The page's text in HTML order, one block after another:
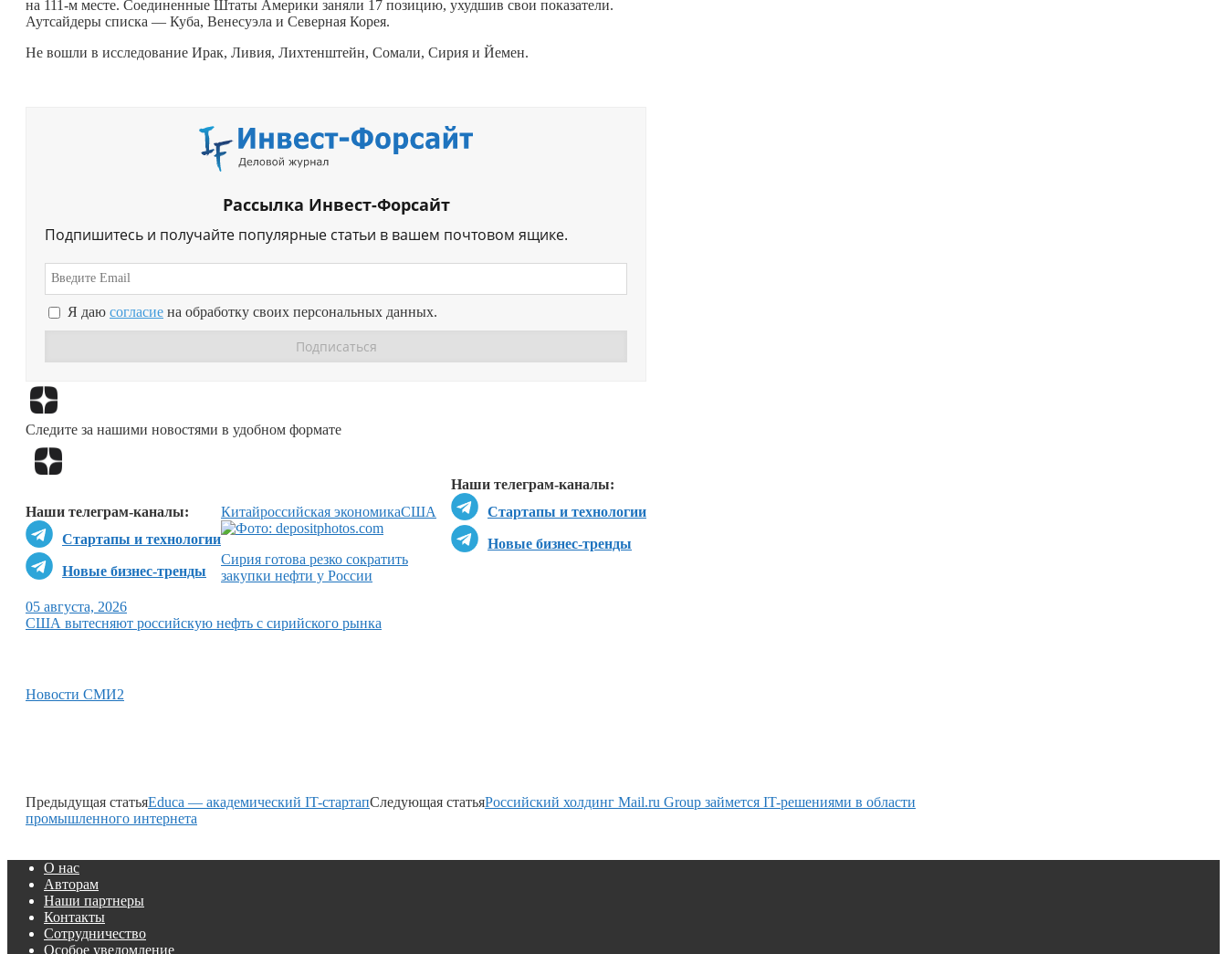
на 111-м месте. Соединенные Штаты Америки заняли 17 позицию, ухудшив свои показатели.
Аутсайдеры списка — Куба, Венесуэла и Северная Корея.
Не вошли в исследование Ирак, Ливия, Лихтенштейн, Сомали, Сирия и Йемен.
Рассылка Инвест-Форсайт
Подпишитесь и получайте популярные статьи в вашем почтовом ящике.
Я даю согласие на обработку своих персональных данных.
Следите за нашими новостями в удобном формате
Наши телеграм-каналы:
Стартапы и технологии
Новые бизнес-тренды
Наши телеграм-каналы:
Стартапы и технологии
Новые бизнес-тренды
Китайроссийская экономикаСША
Сирия готова резко сократить
закупки нефти у России
05 августа, 2026
США вытесняют российскую нефть с сирийского рынка
Новости СМИ2
Предыдущая статьяEduca — академический IT-стартапСледующая статьяРоссийский холдинг Mail.ru Group займется IT-решениями в области
промышленного интернета
О нас
Авторам
Наши партнеры
Контакты
Сотрудничество
Особое уведомление